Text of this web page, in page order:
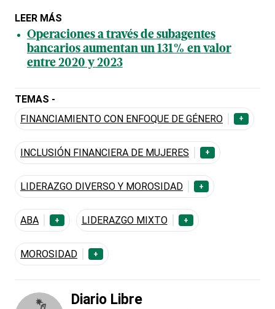
LEER MÁS
Operaciones a través de subagentes
bancarios aumentan un 131% en valor
entre 2020 y 2023
TEMAS -
FINANCIAMIENTO CON ENFOQUE DE GÉNERO
+
INCLUSIÓN FINANCIERA DE MUJERES +
LIDERAZGO DIVERSO Y MOROSIDAD +
ABA + LIDERAZGO MIXTO +
MOROSIDAD +
Diario Libre